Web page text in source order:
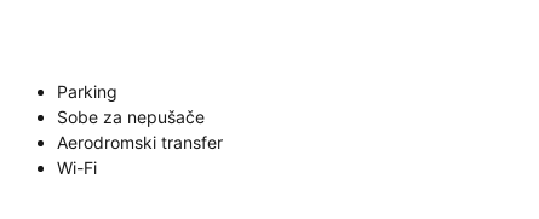
Parking
Sobe za nepušače
Aerodromski transfer
Wi-Fi